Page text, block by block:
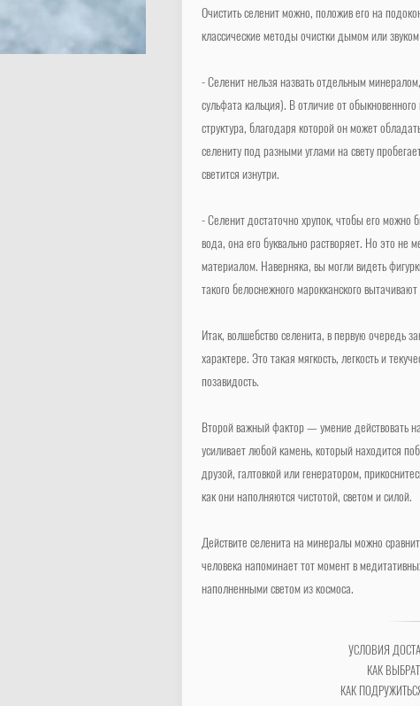
Очистить селенит можно, положив его на
классические методы очистки дымом или
- Селенит нельзя назвать отдельным
сульфата кальция). В отличие от обыкновенного
структура, благодаря которой он может
селениту под разными углами на свету
светится изнутри.
- Селенит достаточно хрупок, чтобы его можно
вода, она его буквально растворяет. Но это
материалом. Наверняка, вы могли видеть
такого белоснежного марокканского
Итак, волшебство селенита, в первую очередь
характере. Это такая мягкость, легкость и
позавидость.
Второй важный фактор — умение действовать
усиливает любой камень, который находится
друзой, галтовкой или генератором,
как они наполняются чистотой, светом и силой.
Действите селенита на минералы можно
человека напоминает тот момент в
наполненными светом из космоса.
УСЛОВИЯ
КАК
КАК